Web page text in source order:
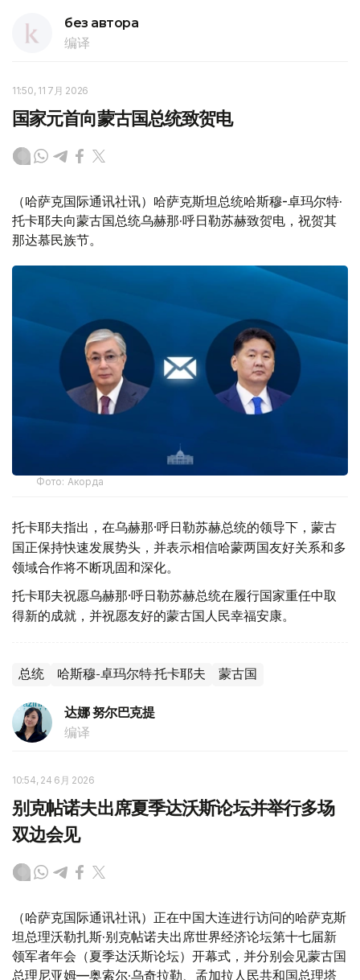
без автора
编译
11:50, 11 7月 2026
国家元首向蒙古国总统致贺电
（哈萨克国际通讯社讯）哈萨克斯坦总统哈斯穆-卓玛尔特·
托卡耶夫向蒙古国总统乌赫那·呼日勒苏赫致贺电，祝贺其
那达慕民族节。
Фото: Акорда
托卡耶夫指出，在乌赫那·呼日勒苏赫总统的领导下，蒙古
国正保持快速发展势头，并表示相信哈蒙两国友好关系和多
领域合作将不断巩固和深化。
托卡耶夫祝愿乌赫那·呼日勒苏赫总统在履行国家重任中取
得新的成就，并祝愿友好的蒙古国人民幸福安康。
总统 哈斯穆-卓玛尔特·托卡耶夫 蒙古国
达娜 努尔巴克提
编译
10:54, 24 6月 2026
别克帖诺夫出席夏季达沃斯论坛并举行多场
双边会见
（哈萨克国际通讯社讯）正在中国大连进行访问的哈萨克斯
坦总理沃勒扎斯·别克帖诺夫出席世界经济论坛第十七届新
领军者年会（夏季达沃斯论坛）开幕式，并分别会见蒙古国
总理尼亚姆—奥索尔·乌奇拉勒、孟加拉人民共和国总理塔